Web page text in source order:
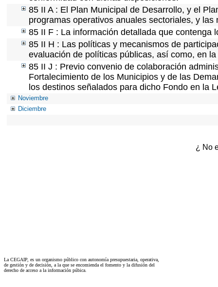
85 II A : El Plan Municipal de Desarrollo, y el
programas operativos anuales sectoriales, y
85 II F : La información detallada que contenga
85 II H : Las políticas y mecanismos de
evaluación de políticas públicas, así como, en
85 II J : Previo convenio de colaboración
Fortalecimiento de los Municipios y de las
los destinos señalados para dicho Fondo en la
Noviembre
Diciembre
¿ No
La CEGAIP, es un organismo público con autonomía presupuestaria, operativa,
de gestión y de decisión, a la que se encomienda el fomento y la difusión del
derecho de acceso a la información púbica.